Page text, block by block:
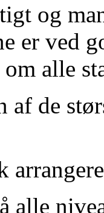
og
er ved
alle
af de
alle